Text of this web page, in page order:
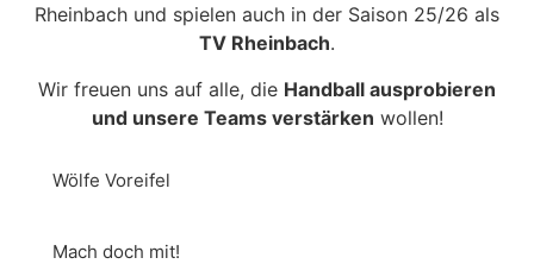
Rheinbach und spielen auch in der Saison 25/26 als
TV Rheinbach.
Wir freuen uns auf alle, die Handball ausprobieren
und unsere Teams verstärken wollen!
Wölfe Voreifel
Mach doch mit!